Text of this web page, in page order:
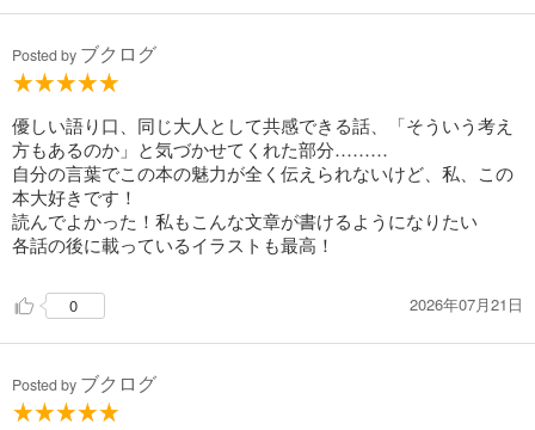
Posted by ブクログ
優しい語り口、同じ大人として共感できる話、「そういう考え
方もあるのか」と気づかせてくれた部分………
自分の言葉でこの本の魅力が全く伝えられないけど、私、この
本大好きです！
読んでよかった！私もこんな文章が書けるようになりたい
各話の後に載っているイラストも最高！
0 2026年07月21日
Posted by ブクログ